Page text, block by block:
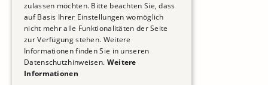
zulassen möchten. Bitte beachten Sie, dass
auf Basis Ihrer Einstellungen womöglich
nicht mehr alle Funktionalitäten der Seite
zur Verfügung stehen. Weitere
Informationen finden Sie in unseren
Datenschutzhinweisen. Weitere
Informationen